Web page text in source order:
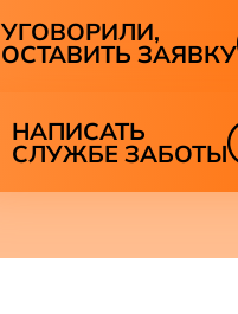
УГОВОРИЛИ,
ОСТАВИТЬ ЗАЯВКУ
НАПИСАТЬ
СЛУЖБЕ ЗАБОТЫ